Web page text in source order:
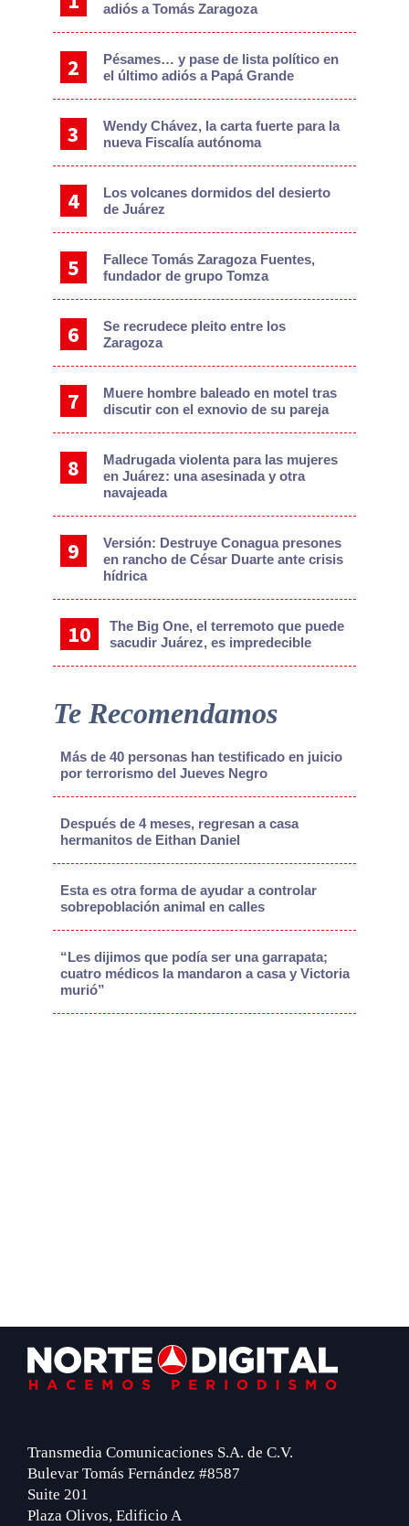
adiós a Tomás Zaragoza
Pésames… y pase de lista político en
el último adiós a Papá Grande
Wendy Chávez, la carta fuerte para la
nueva Fiscalía autónoma
Los volcanes dormidos del desierto
de Juárez
Fallece Tomás Zaragoza Fuentes,
fundador de grupo Tomza
Se recrudece pleito entre los
Zaragoza
Muere hombre baleado en motel tras
discutir con el exnovio de su pareja
Madrugada violenta para las mujeres
en Juárez: una asesinada y otra
navajeada
Versión: Destruye Conagua presones
en rancho de César Duarte ante crisis
hídrica
The Big One, el terremoto que puede
sacudir Juárez, es impredecible
Te Recomendamos
Más de 40 personas han testificado en juicio
por terrorismo del Jueves Negro
Después de 4 meses, regresan a casa
hermanitos de Eithan Daniel
Esta es otra forma de ayudar a controlar
sobrepoblación animal en calles
“Les dijimos que podía ser una garrapata;
cuatro médicos la mandaron a casa y Victoria
murió”
Footer
Transmedia Comunicaciones S.A. de C.V.
Bulevar Tomás Fernández #8587
Suite 201
Plaza Olivos, Edificio A